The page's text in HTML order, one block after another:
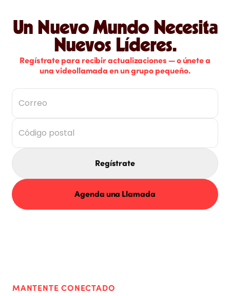
Un Nuevo Mundo Necesita
Nuevos Líderes.
Regístrate para recibir actualizaciones — o únete a
una videollamada en un grupo pequeño.
Regístrate
Agenda una Llamada
MANTENTE CONECTADO